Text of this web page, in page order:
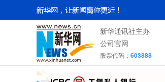
新华通讯社主办
公司官网
股票代码： 603888